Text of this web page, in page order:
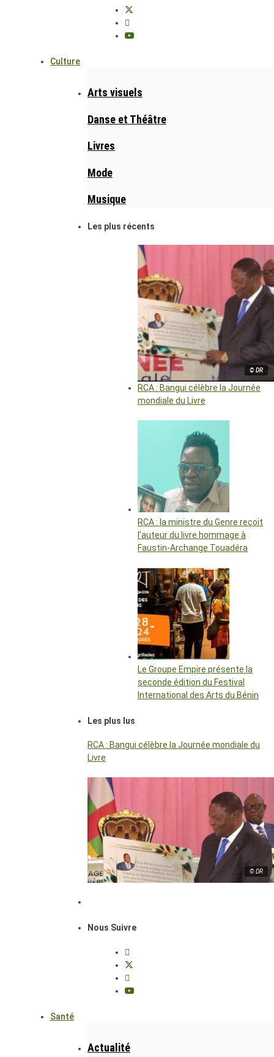
Culture
Arts visuels
Danse et Théâtre
Livres
Mode
Musique
Les plus récents
© DR
RCA : Bangui célèbre la Journée
mondiale du Livre
RCA : la ministre du Genre reçoit
l’auteur du livre hommage à
Faustin-Archange Touadéra
Le Groupe Empire présente la
seconde édition du Festival
International des Arts du Bénin
Les plus lus
RCA : Bangui célèbre la Journée mondiale du
Livre
© DR
Nous Suivre
Santé
Actualité